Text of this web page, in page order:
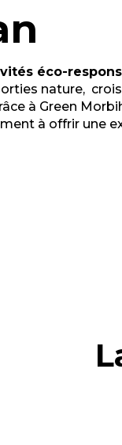
éco-
nature,
à Green
à offrir une